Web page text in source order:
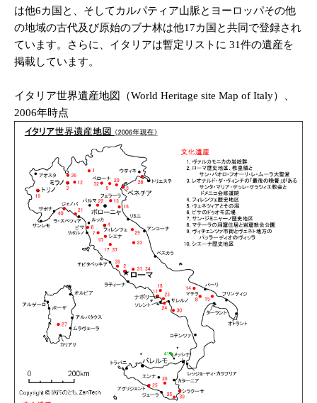
は他6カ国と、そしてカルパティア山脈とヨーロッパその他
の地域の古代及び原始のブナ林は他17カ国と共同で登録され
ています。さらに、イタリアは暫定リストに 31件の遺産を
掲載しています。
イタリア世界遺産地図（World Heritage site Map of Italy）、
2006年時点